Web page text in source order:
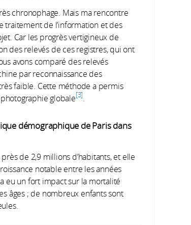
chronophage. Mais ma rencontre
traitement de l’information et des
Car les progrès vertigineux de
des relevés de ces registres, qui ont
avons comparé des relevés
par reconnaissance des
faible. Cette méthode a permis
globale 3
démographique de Paris dans
de 2,9 millions d’habitants, et elle
notable entre les années
eu un fort impact sur la mortalité
âges ; de nombreux enfants sont